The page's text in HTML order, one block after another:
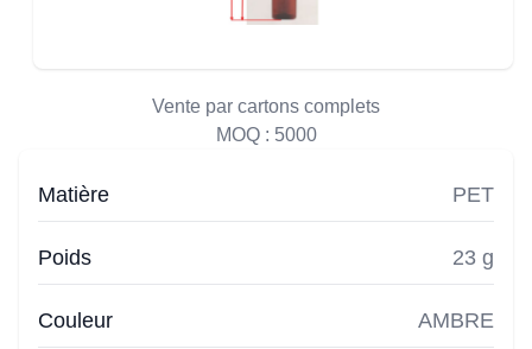
Vente par cartons complets
MOQ : 5000
Matière PET
Poids 23 g
Couleur AMBRE